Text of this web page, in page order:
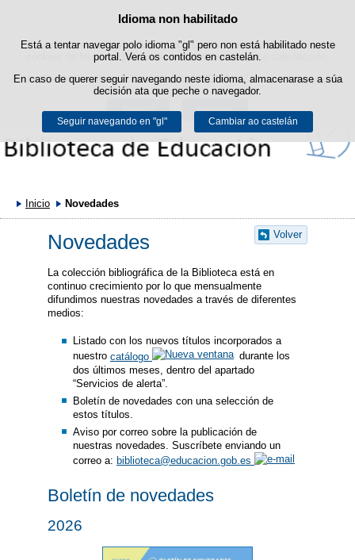
Política de cookies
Este sitio web utiliza cookies propias para facilitar a navegación e
cookies de terceiros para obter estatísticas de uso e satisfacción.
Pode obter máis información no apartado "Cookies" do nosoaviso legal.
Aceptar Rexeitar
Idioma non habilitado
Está a tentar navegar polo idioma "gl" pero non está habilitado neste
portal. Verá os contidos en castelán.
En caso de querer seguir navegando neste idioma, almacenarase a súa
decisión ata que peche o navegador.
Seguir navegando en "gl" Cambiar ao castelán
Saltar ao contido
Inicio Novedades
Volver
Novedades
La colección bibliográfica de la Biblioteca está en
continuo crecimiento por lo que mensualmente
difundimos nuestras novedades a través de diferentes
medios:
Listado con los nuevos títulos incorporados a
nuestro catálogo
durante los
dos últimos meses, dentro del apartado
“Servicios de alerta”.
Boletín de novedades con una selección de
estos títulos.
Aviso por correo sobre la publicación de
nuestras novedades. Suscríbete enviando un
correo a: biblioteca@educacion.gob.es
Boletín de novedades
2026